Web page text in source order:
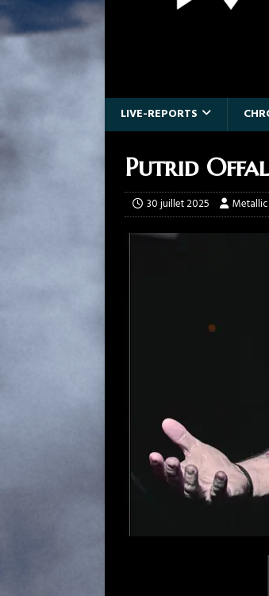
LIVE-REPORTS
Putrid
30 juillet 2025 Metallic